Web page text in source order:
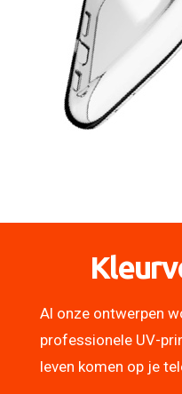
Al onze ontwerpen
professionele UV-
leven komen op je